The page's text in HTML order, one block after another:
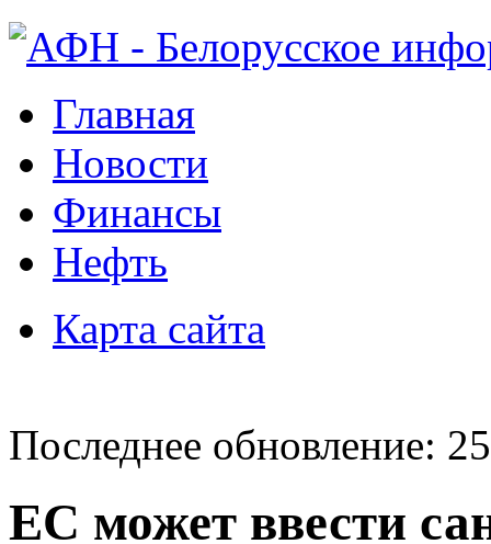
Главная
Новости
Финансы
Нефть
Карта сайта
Последнее обновление:
ЕС может ввести